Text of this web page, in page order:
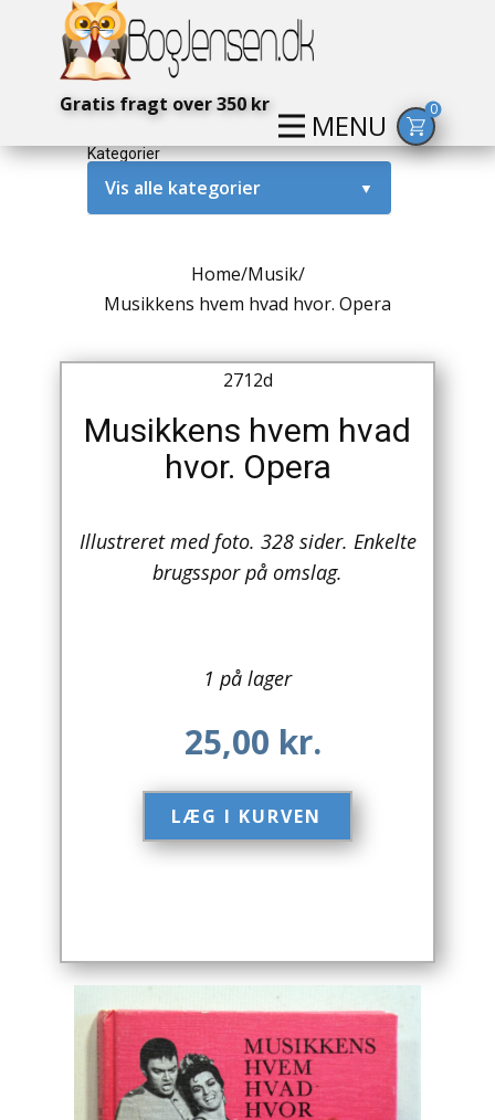
MENU
Gratis fragt over 350 kr 0
Kategorier
Vis alle kategorier ▼
Amerika / USA
Antikke / Specielle Bøger
Antikviteter
Arkitektur
Biografier / Erindringer
Børn / Unge
Børnebøger
Bryggerier
Drikkevare / Øl / Vin
Engelsk
Erhverv
Home/Musik/
Musikkens hvem hvad hvor. Opera
2712d
Musikkens hvem hvad
hvor. Opera
Illustreret med foto. 328 sider. Enkelte
brugsspor på omslag.
1 på lager
25,00 kr.
LÆG I KURVEN​